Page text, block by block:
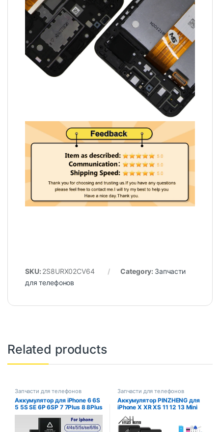
SKU: 2S8URX02CV64 Category: Запчасти
для телефонов
Related products
Запчасти для телефонов
Аккумулятор для iPhone 6 6S
5 5S SE 6P 6SP 7 7Plus 8 8Plus
X XR XS 11 SE2 4 4G 4S Pro
MAX Сменный аккумулятор +
бесплатные инструменты
Запчасти для телефонов
Аккумулятор PINZHENG для
iPhone X XR XS 11 12 13 Mini
сменная батарея большой
емкости, гарантия один год